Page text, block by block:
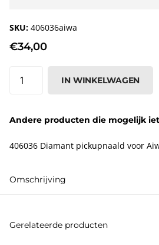
SKU: 406036aiwa
€34,00
IN WINKELWAGEN
Andere producten die mogelijk
406036 Diamant pickupnaald voor
Omschrijving
Gerelateerde producten